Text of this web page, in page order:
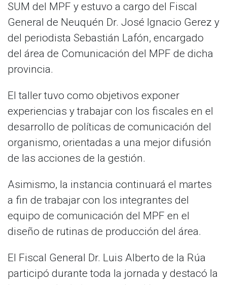
SUM del MPF y estuvo a cargo del Fiscal
General de Neuquén Dr. José Ignacio Gerez y
del periodista Sebastián Lafón, encargado
del área de Comunicación del MPF de dicha
provincia.
El taller tuvo como objetivos exponer
experiencias y trabajar con los fiscales en el
desarrollo de políticas de comunicación del
organismo, orientadas a una mejor difusión
de las acciones de la gestión.
Asimismo, la instancia continuará el martes
a fin de trabajar con los integrantes del
equipo de comunicación del MPF en el
diseño de rutinas de producción del área.
El Fiscal General Dr. Luis Alberto de la Rúa
participó durante toda la jornada y destacó la